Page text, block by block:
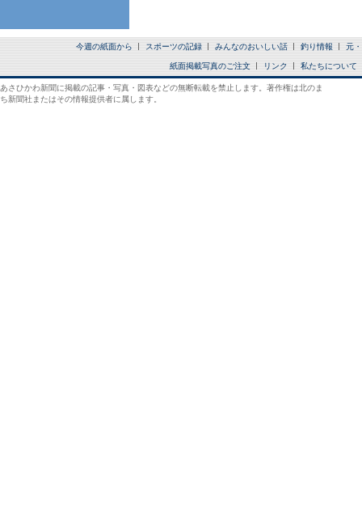
今週の紙面から スポーツの記録 みんなのおいしい話 釣り情報 元
紙面掲載写真のご注文 リンク 私たちについて
あさひかわ新聞に掲載の記事・写真・図表などの無断転載を禁止します。著作権は北のま
ち新聞社またはその情報提供者に属します。